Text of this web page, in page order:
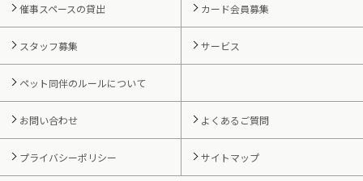
催事スペースの貸出 カード会員募集
スタッフ募集 サービス
ペット同伴のルールについて
お問い合わせ よくあるご質問
プライバシーポリシー サイトマップ